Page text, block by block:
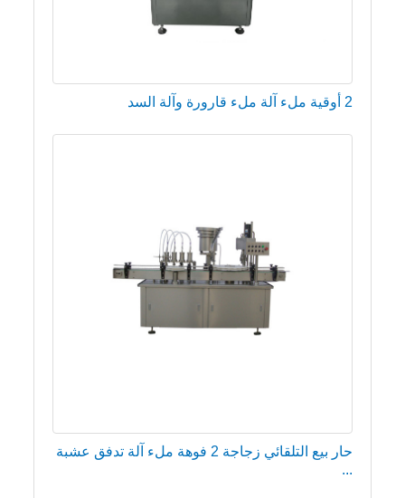
2 أوقية ملء آلة ملء قارورة وآلة السد
حار بيع التلقائي زجاجة 2 فوهة ملء آلة تدفق عشبة
...